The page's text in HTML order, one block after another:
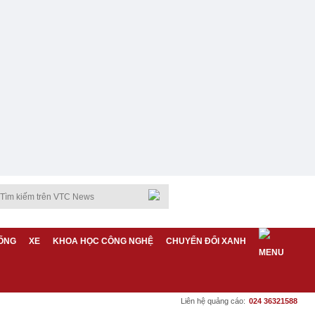
XE KHOA HỌC CÔNG NGHỆ CHUYỂN ĐỔI XANH
Liên hệ quảng cáo: 024 36321588